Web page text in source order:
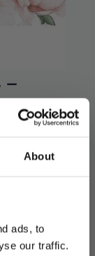
About
ads, to
our traffic.